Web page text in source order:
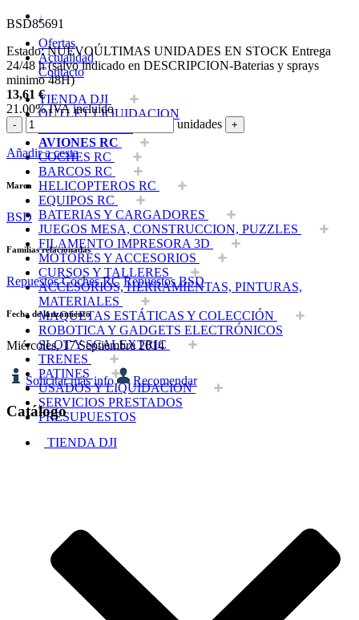
Ofertas
Actualidad
Contacto
TIENDA DJI
OUTLET LIQUIDACION
AVIONES RC
COCHES RC
BARCOS RC
HELICOPTEROS RC
EQUIPOS RC
BATERIAS Y CARGADORES
JUEGOS MESA, CONSTRUCCION, PUZZLES
FILAMENTO IMPRESORA 3D
MOTORES Y ACCESORIOS
CURSOS Y TALLERES
ACCESORIOS, HERRAMIENTAS, PINTURAS,
MATERIALES
MAQUETAS ESTÁTICAS Y COLECCIÓN
ROBOTICA Y GADGETS ELECTRÓNICOS
SLOT Y SCALEXTRIC
TRENES
PATINES
USADOS Y LIQUIDACION
SERVICIOS PRESTADOS
PRESUPUESTOS
BSD85691
Estado:NUEVOÚLTIMAS UNIDADES EN STOCK Entrega
24/48 h (salvo indicado en DESCRIPCION-Baterias y sprays
minimo 48H)
13,61 €
21.00%IVA incluido
- unidades +
Añadir a cesta
Marca
BSD
Familias relacionadas
Repuestos Coches RC Repuestos BSD
Fecha de lanzamiento
Miércoles, 17 Septiembre 2014
Solicitar más info Recomendar
Catálogo
TIENDA DJI